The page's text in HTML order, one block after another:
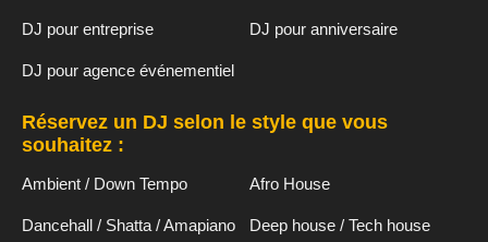
DJ pour entreprise DJ pour anniversaire
DJ pour agence événementiel
Réservez un DJ selon le style que vous
souhaitez :
Ambient / Down Tempo Afro House
Dancehall / Shatta / Amapiano Deep house / Tech house